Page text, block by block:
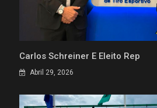
Carlos Schreiner É Eleito Rep
Abril 29, 2026